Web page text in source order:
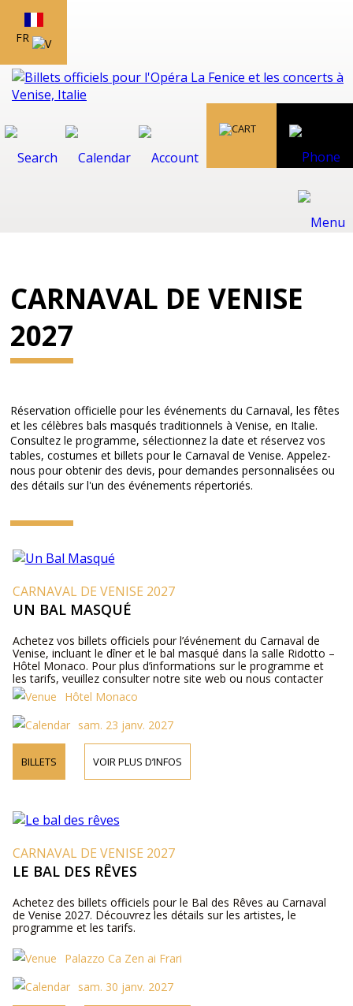
FR
CARNAVAL DE VENISE
2027
Réservation officielle pour les événements du Carnaval, les fêtes
et les célèbres bals masqués traditionnels à Venise, en Italie.
Consultez le programme, sélectionnez la date et réservez vos
tables, costumes et billets pour le Carnaval de Venise. Appelez-
nous pour obtenir des devis, pour demandes personnalisées ou
des détails sur l'un des événements répertoriés.
CARNAVAL DE VENISE 2027
UN BAL MASQUÉ
Achetez vos billets officiels pour l’événement du Carnaval de
Venise, incluant le dîner et le bal masqué dans la salle Ridotto –
Hôtel Monaco. Pour plus d’informations sur le programme et
les tarifs, veuillez consulter notre site web ou nous contacter
par téléphone.Hôtel Monaco
sam. 23 janv. 2027
BILLETS VOIR PLUS D’INFOS
CARNAVAL DE VENISE 2027
LE BAL DES RÊVES
Achetez des billets officiels pour le Bal des Rêves au Carnaval
de Venise 2027. Découvrez les détails sur les artistes, le
programme et les tarifs.
Palazzo Ca Zen ai Frari
sam. 30 janv. 2027